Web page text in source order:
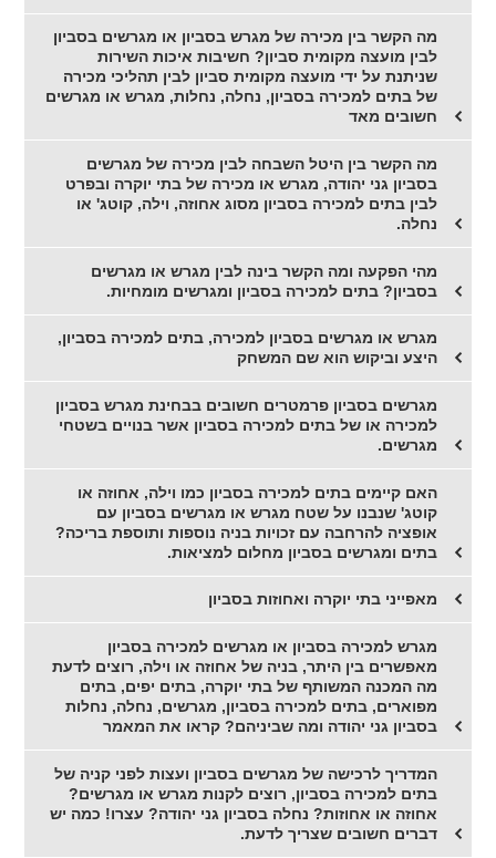
מה הקשר בין מכירה של מגרש בסביון או מגרשים בסביון
לבין מועצה מקומית סביון? חשיבות איכות השירות
שניתנת על ידי מועצה מקומית סביון לבין תהליכי מכירה
של בתים למכירה בסביון, נחלה, נחלות, מגרש או מגרשים
חשובים מאד
מה הקשר בין היטל השבחה לבין מכירה של מגרשים
בסביון גני יהודה, מגרש או מכירה של בתי יוקרה ובפרט
לבין בתים למכירה בסביון מסוג אחוזה, וילה, קוטג' או
נחלה.
מהי הפקעה ומה הקשר בינה לבין מגרש או מגרשים
בסביון? בתים למכירה בסביון ומגרשים מומחיות.
מגרש או מגרשים בסביון למכירה, בתים למכירה בסביון,
היצע וביקוש הוא שם המשחק
מגרשים בסביון פרמטרים חשובים בבחינת מגרש בסביון
למכירה או של בתים למכירה בסביון אשר בנויים בשטחי
מגרשים.
האם קיימים בתים למכירה בסביון כמו וילה, אחוזה או
קוטג' שנבנו על שטח מגרש או מגרשים בסביון עם
אופציה להרחבה עם זכויות בניה נוספות ותוספת בריכה?
בתים ומגרשים בסביון מחלום למציאות.
מאפייני בתי יוקרה ואחוזות בסביון
מגרש למכירה בסביון או מגרשים למכירה בסביון
מאפשרים בין היתר, בניה של אחוזה או וילה, רוצים לדעת
מה המכנה המשותף של בתי יוקרה, בתים יפים, בתים
מפוארים, בתים למכירה בסביון, מגרשים, נחלה, נחלות
בסביון גני יהודה ומה שביניהם? קראו את המאמר
המדריך לרכישה של מגרשים בסביון ועצות לפני קניה של
בתים למכירה בסביון, רוצים לקנות מגרש או מגרשים?
אחוזה או אחוזות? נחלה בסביון גני יהודה? עצרו! כמה יש
דברים חשובים שצריך לדעת.